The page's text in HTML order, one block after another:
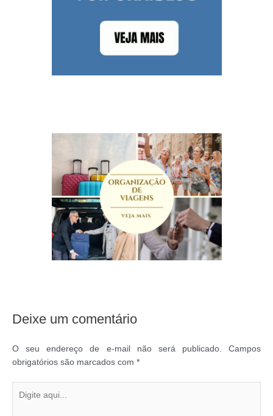
Deixe um comentário
O seu endereço de e-mail não será publicado.
Campos
obrigatórios são marcados com *
aqui...